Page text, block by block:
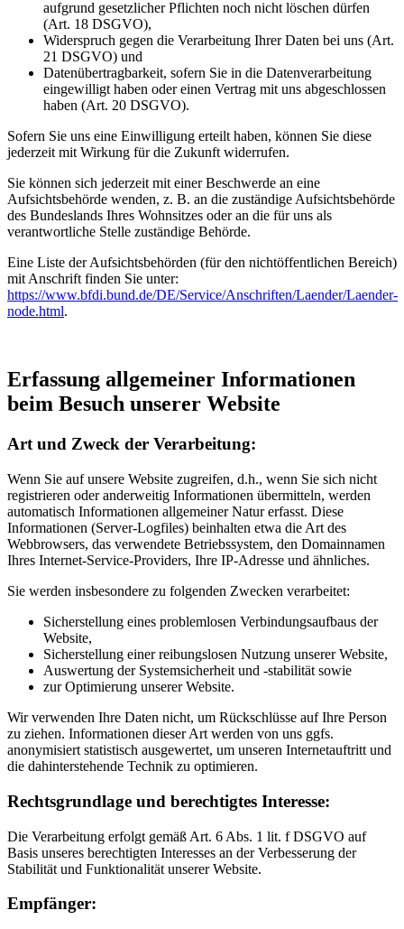
aufgrund gesetzlicher Pflichten noch nicht löschen dürfen
(Art. 18 DSGVO),
Widerspruch gegen die Verarbeitung Ihrer Daten bei uns (Art.
21 DSGVO) und
Datenübertragbarkeit, sofern Sie in die Datenverarbeitung
eingewilligt haben oder einen Vertrag mit uns abgeschlossen
haben (Art. 20 DSGVO).
Sofern Sie uns eine Einwilligung erteilt haben, können Sie diese
jederzeit mit Wirkung für die Zukunft widerrufen.
Sie können sich jederzeit mit einer Beschwerde an eine
Aufsichtsbehörde wenden, z. B. an die zuständige Aufsichtsbehörde
des Bundeslands Ihres Wohnsitzes oder an die für uns als
verantwortliche Stelle zuständige Behörde.
Eine Liste der Aufsichtsbehörden (für den nichtöffentlichen Bereich)
mit Anschrift finden Sie unter:
https://www.bfdi.bund.de/DE/Service/Anschriften/Laender/Laender-
node.html.
Erfassung allgemeiner Informationen
beim Besuch unserer Website
Art und Zweck der Verarbeitung:
Wenn Sie auf unsere Website zugreifen, d.h., wenn Sie sich nicht
registrieren oder anderweitig Informationen übermitteln, werden
automatisch Informationen allgemeiner Natur erfasst. Diese
Informationen (Server-Logfiles) beinhalten etwa die Art des
Webbrowsers, das verwendete Betriebssystem, den Domainnamen
Ihres Internet-Service-Providers, Ihre IP-Adresse und ähnliches.
Sie werden insbesondere zu folgenden Zwecken verarbeitet:
Sicherstellung eines problemlosen Verbindungsaufbaus der
Website,
Sicherstellung einer reibungslosen Nutzung unserer Website,
Auswertung der Systemsicherheit und -stabilität sowie
zur Optimierung unserer Website.
Wir verwenden Ihre Daten nicht, um Rückschlüsse auf Ihre Person
zu ziehen. Informationen dieser Art werden von uns ggfs.
anonymisiert statistisch ausgewertet, um unseren Internetauftritt und
die dahinterstehende Technik zu optimieren.
Rechtsgrundlage und berechtigtes Interesse:
Die Verarbeitung erfolgt gemäß Art. 6 Abs. 1 lit. f DSGVO auf
Basis unseres berechtigten Interesses an der Verbesserung der
Stabilität und Funktionalität unserer Website.
Empfänger: